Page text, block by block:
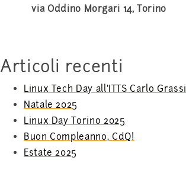
via Oddino Morgari 14, Torino
Articoli recenti
Linux Tech Day all’ITTS Carlo Grassi
Natale 2025
Linux Day Torino 2025
Buon Compleanno, CdQ!
Estate 2025